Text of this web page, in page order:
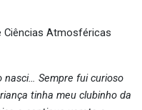
Ciências Atmosféricas
nasci… Sempre fui curioso
tinha meu clubinho da